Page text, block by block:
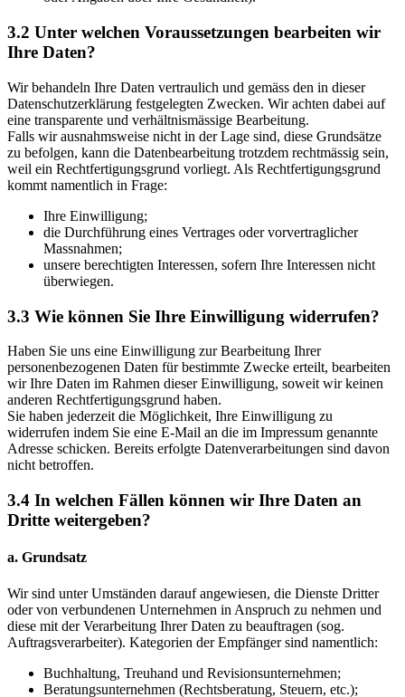
3.2 Unter welchen Voraussetzungen bearbeiten wir
Ihre Daten?
Wir behandeln Ihre Daten vertraulich und gemäss den in dieser
Datenschutzerklärung festgelegten Zwecken. Wir achten dabei auf
eine transparente und verhältnismässige Bearbeitung.
Falls wir ausnahmsweise nicht in der Lage sind, diese Grundsätze
zu befolgen, kann die Datenbearbeitung trotzdem rechtmässig sein,
weil ein Rechtfertigungsgrund vorliegt. Als Rechtfertigungsgrund
kommt namentlich in Frage:
Ihre Einwilligung;
die Durchführung eines Vertrages oder vorvertraglicher
Massnahmen;
unsere berechtigten Interessen, sofern Ihre Interessen nicht
überwiegen.
3.3 Wie können Sie Ihre Einwilligung widerrufen?
Haben Sie uns eine Einwilligung zur Bearbeitung Ihrer
personenbezogenen Daten für bestimmte Zwecke erteilt, bearbeiten
wir Ihre Daten im Rahmen dieser Einwilligung, soweit wir keinen
anderen Rechtfertigungsgrund haben.
Sie haben jederzeit die Möglichkeit, Ihre Einwilligung zu
widerrufen indem Sie eine E-Mail an die im Impressum genannte
Adresse schicken. Bereits erfolgte Datenverarbeitungen sind davon
nicht betroffen.
3.4 In welchen Fällen können wir Ihre Daten an
Dritte weitergeben?
a. Grundsatz
Wir sind unter Umständen darauf angewiesen, die Dienste Dritter
oder von verbundenen Unternehmen in Anspruch zu nehmen und
diese mit der Verarbeitung Ihrer Daten zu beauftragen (sog.
Auftragsverarbeiter). Kategorien der Empfänger sind namentlich:
Buchhaltung, Treuhand und Revisionsunternehmen;
Beratungsunternehmen (Rechtsberatung, Steuern, etc.);